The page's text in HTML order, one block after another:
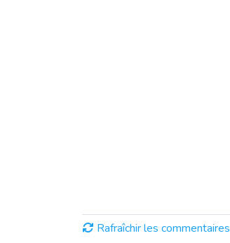
Rafraîchir les commentaires